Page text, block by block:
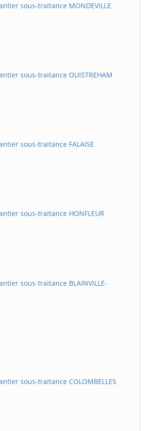
sous-traitance MONDEVILLE
sous-traitance OUISTREHAM
sous-traitance FALAISE
sous-traitance HONFLEUR
sous-traitance BLAINVILLE-
sous-traitance COLOMBELLES